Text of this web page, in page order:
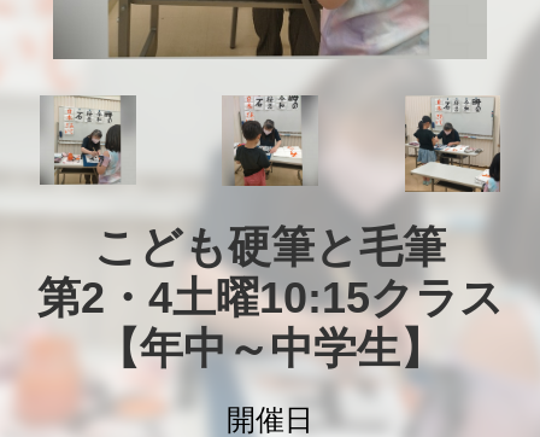
こども硬筆と毛筆
第2・4土曜10:15クラス
【年中～中学生】
開催日